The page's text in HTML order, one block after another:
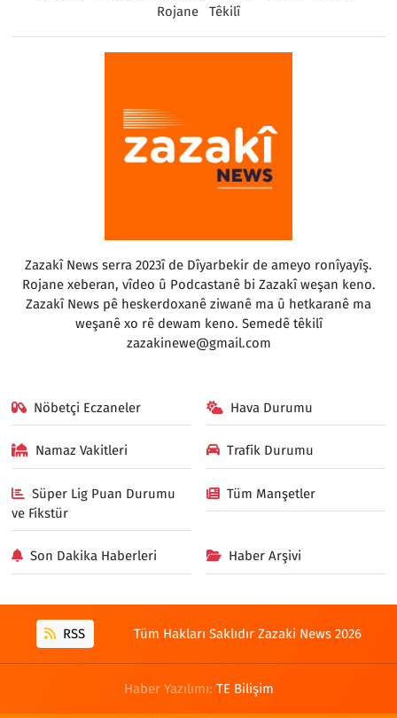
Rojane
Têkilî
Zazakî News serra 2023î de Dîyarbekir de ameyo ronîyayîş.
Rojane xeberan, vîdeo û Podcastanê bi Zazakî weşan keno.
Zazakî News pê heskerdoxanê ziwanê ma û hetkaranê ma
weşanê xo rê dewam keno. Semedê têkilî
zazakinewe@gmail.com
Nöbetçi Eczaneler Hava Durumu
Namaz Vakitleri Trafik Durumu
Süper Lig Puan Durumu
ve Fikstür
Tüm Manşetler
Son Dakika Haberleri Haber Arşivi
RSS Tüm Hakları Saklıdır Zazaki News 2026
Haber Yazılımı: TE Bilişim